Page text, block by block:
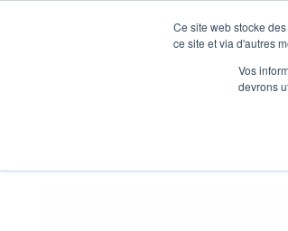
Ce site web stocke
ce site et via d'autres
Vos
devrons